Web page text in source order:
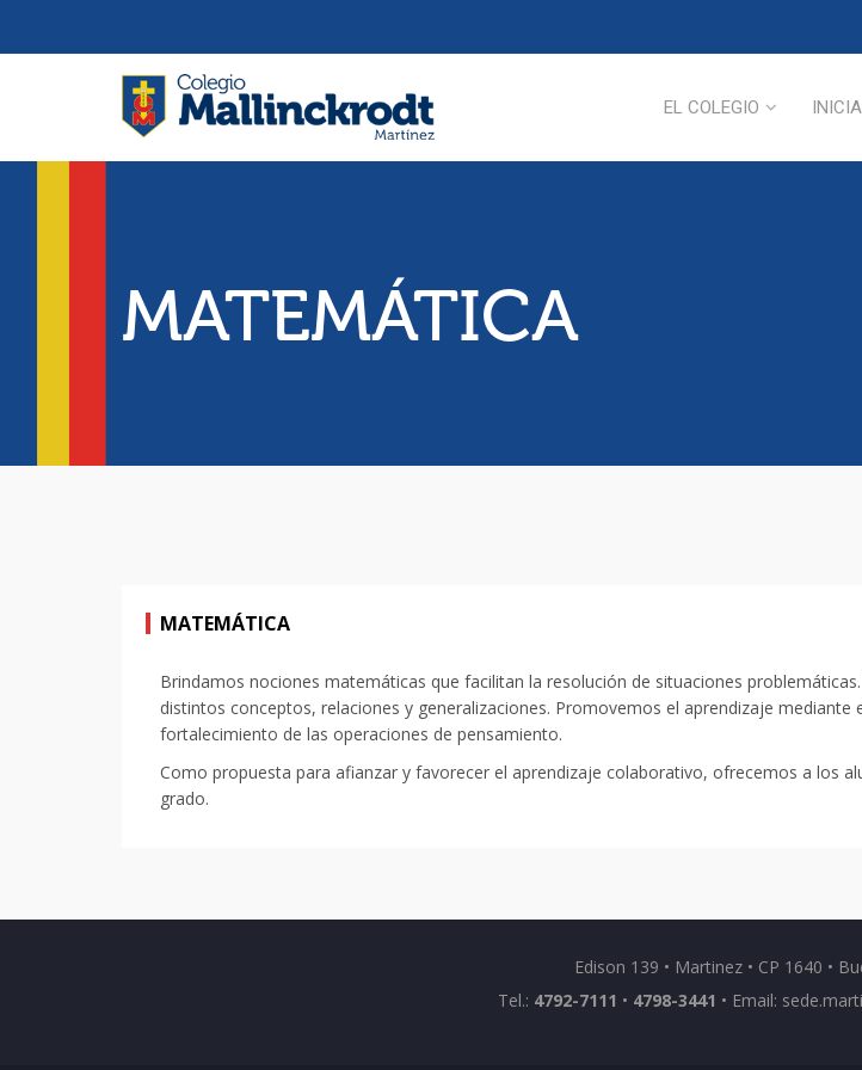
EL COLEGIO
MATEMÁTICA
MATEMÁTICA
Brindamos nociones matemáticas que facilitan la resolución de situaciones
distintos conceptos, relaciones y generalizaciones. Promovemos el aprendizaje
fortalecimiento de las operaciones de pensamiento.
Como propuesta para afianzar y favorecer el aprendizaje colaborativo, ofrecemos a los
grado.
Edison 139 • Martinez • CP 1640 •
Tel.: 4792-7111 • 4798-3441 • Email: